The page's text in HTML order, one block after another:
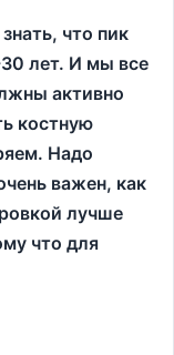
что пик
лет. И мы все
активно
костную
Надо
важен, как
лучше
что для